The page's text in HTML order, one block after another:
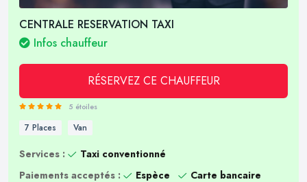
CENTRALE RESERVATION TAXI
Infos chauffeur
RÉSERVEZ CE CHAUFFEUR
5 étoiles
7 Places Van
Services :
Taxi conventionné
Paiements acceptés :
Espèce
Carte bancaire